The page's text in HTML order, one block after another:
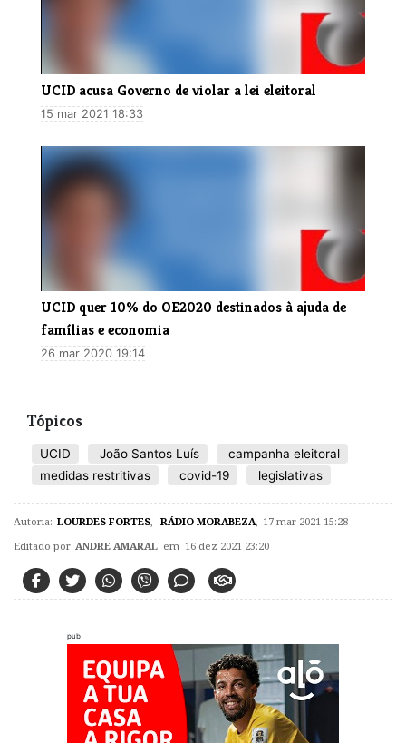
​UCID acusa Governo de violar a lei eleitoral
15 mar 2021 18:33
UCID quer 10% do OE2020 destinados à ajuda de
famílias e economia
26 mar 2020 19:14
Tópicos
UCID João Santos Luís
campanha eleitoral
medidas restritivas
covid-19 legislativas
Autoria: LOURDES FORTES RÁDIO MORABEZA 17 mar 2021 15:28
Editado por ANDRE AMARAL em 16 dez 2021 23:20
pub